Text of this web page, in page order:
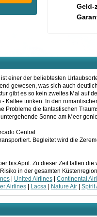
Geld-
einer der beliebtesten
gewesen, was sich auch
gibt es so kein zweites Mal auf
Kaffee trinken. In den
Probleme die fantastischen
Sonne am Meer
Central
Begleitet wird die
bis April. Zu dieser Zeit fallen die
in der gesamten
| United Airlines| Continental
Airlines| Lacsa| Nature Air| Spirit